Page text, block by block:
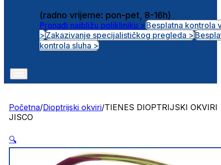
(radno vrijeme: pon-pet, 8-16h)
Pronađi najbližu polikliniku >Besplatna kontrola
>Zakazivanje specijalističkog pregleda >
kontrola sluha >
Početna/Dioptrijski okviri/TIENES DIOPTRIJSKI OKVIRI
JISCO
🔍